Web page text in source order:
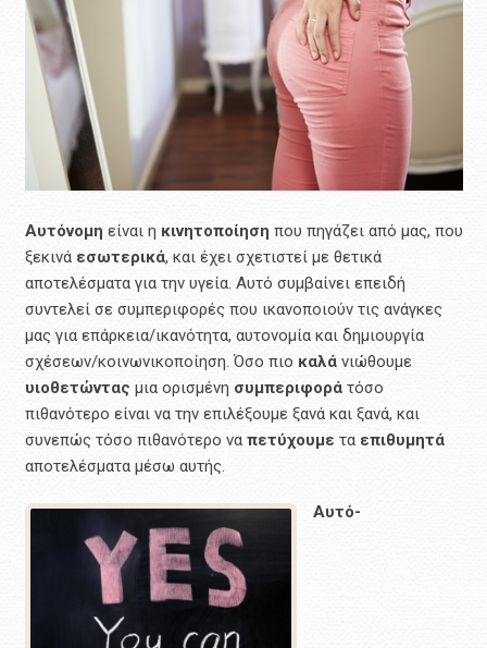
Αυτόνομη είναι η κινητοποίηση που πηγάζει από μας, που
ξεκινά εσωτερικά, και έχει σχετιστεί με θετικά
αποτελέσματα για την υγεία. Αυτό συμβαίνει επειδή
συντελεί σε συμπεριφορές που ικανοποιούν τις ανάγκες
μας για επάρκεια/ικανότητα, αυτονομία και δημιουργία
σχέσεων/κοινωνικοποίηση. Όσο πιο καλάνιώθουμε
υιοθετώντας μια ορισμένη συμπεριφοράτόσο
πιθανότερο είναι να την επιλέξουμε ξανά και ξανά, και
συνεπώς τόσο πιθανότερο να πετύχουμε τα επιθυμητά
αποτελέσματα μέσω αυτής.
Αυτό-